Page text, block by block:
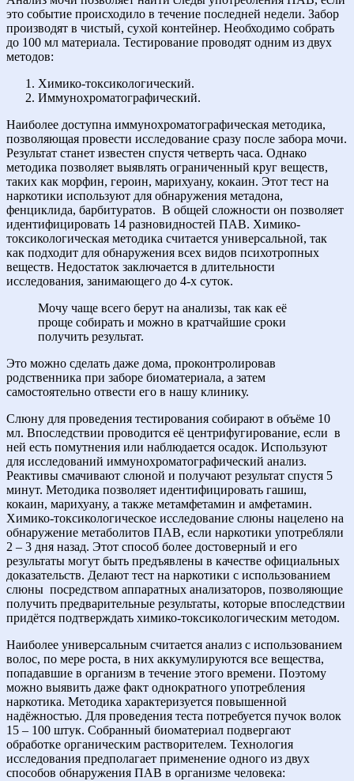
это событие происходило в течение последней недели. Забор
производят в чистый, сухой контейнер. Необходимо собрать
до 100 мл материала. Тестирование проводят одним из двух
методов:
Химико-токсикологический.
Иммунохроматографический.
Наиболее доступна иммунохроматографическая методика,
позволяющая провести исследование сразу после забора мочи.
Результат станет известен спустя четверть часа. Однако
методика позволяет выявлять ограниченный круг веществ,
таких как морфин, героин, марихуану, кокаин. Этот тест на
наркотики используют для обнаружения метадона,
фенциклида, барбитуратов. В общей сложности он позволяет
идентифицировать 14 разновидностей ПАВ. Химико-
токсикологическая методика считается универсальной, так
как подходит для обнаружения всех видов психотропных
веществ. Недостаток заключается в длительности
исследования, занимающего до 4-х суток.
Мочу чаще всего берут на анализы, так как её
проще собирать и можно в кратчайшие сроки
получить результат.
Это можно сделать даже дома, проконтролировав
родственника при заборе биоматериала, а затем
самостоятельно отвести его в нашу клинику.
Слюну для проведения тестирования собирают в объёме 10
мл. Впоследствии проводится её центрифугирование, если в
ней есть помутнения или наблюдается осадок. Используют
для исследований иммунохроматографический анализ.
Реактивы смачивают слюной и получают результат спустя 5
минут. Методика позволяет идентифицировать гашиш,
кокаин, марихуану, а также метамфетамин и амфетамин.
Химико-токсикологическое исследование слюны нацелено на
обнаружение метаболитов ПАВ, если наркотики употребляли
2 – 3 дня назад. Этот способ более достоверный и его
результаты могут быть предъявлены в качестве официальных
доказательств. Делают тест на наркотики с использованием
слюны посредством аппаратных анализаторов, позволяющие
получить предварительные результаты, которые впоследствии
придётся подтверждать химико-токсикологическим методом.
Наиболее универсальным считается анализ с использованием
волос, по мере роста, в них аккумулируются все вещества,
попадавшие в организм в течение этого времени. Поэтому
можно выявить даже факт однократного употребления
наркотика. Методика характеризуется повышенной
надёжностью. Для проведения теста потребуется пучок волок
15 – 100 штук. Собранный биоматериал подвергают
обработке органическим растворителем. Технология
исследования предполагает применение одного из двух
способов обнаружения ПАВ в организме человека: